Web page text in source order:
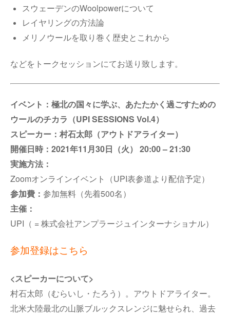
スウェーデンのWoolpowerについて
レイヤリングの方法論
メリノウールを取り巻く歴史とこれから
などをトークセッションにてお送り致します。
イベント：極北の国々に学ぶ、あたたかく過ごすための
ウールのチカラ（UPI SESSIONS Vol.4）
スピーカー：村石太郎（アウトドアライター）
開催日時：2021年11月30日（火） 20:00 – 21:30
実施方法：
Zoomオンラインイベント（UPI表参道より配信予定）
参加費： 参加無料（先着500名）
主催：
UPI（ = 株式会社アンプラージュインターナショナル）
参加登録はこちら
<スピーカーについて>
村石太郎（むらいし・たろう）。 アウトドアライター。
北米大陸最北の山脈ブルックスレンジに魅せられ、過去